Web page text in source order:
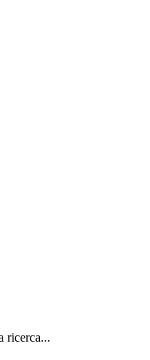
ricerca...